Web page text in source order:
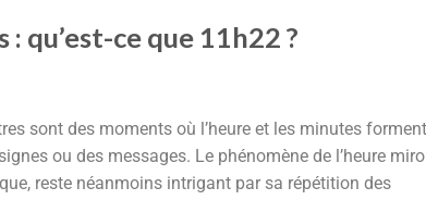
qu’est-ce que 11h22 ?
sont des moments où l’heure et les minutes forment
ou des messages. Le phénomène de l’heure
reste néanmoins intrigant par sa répétition des